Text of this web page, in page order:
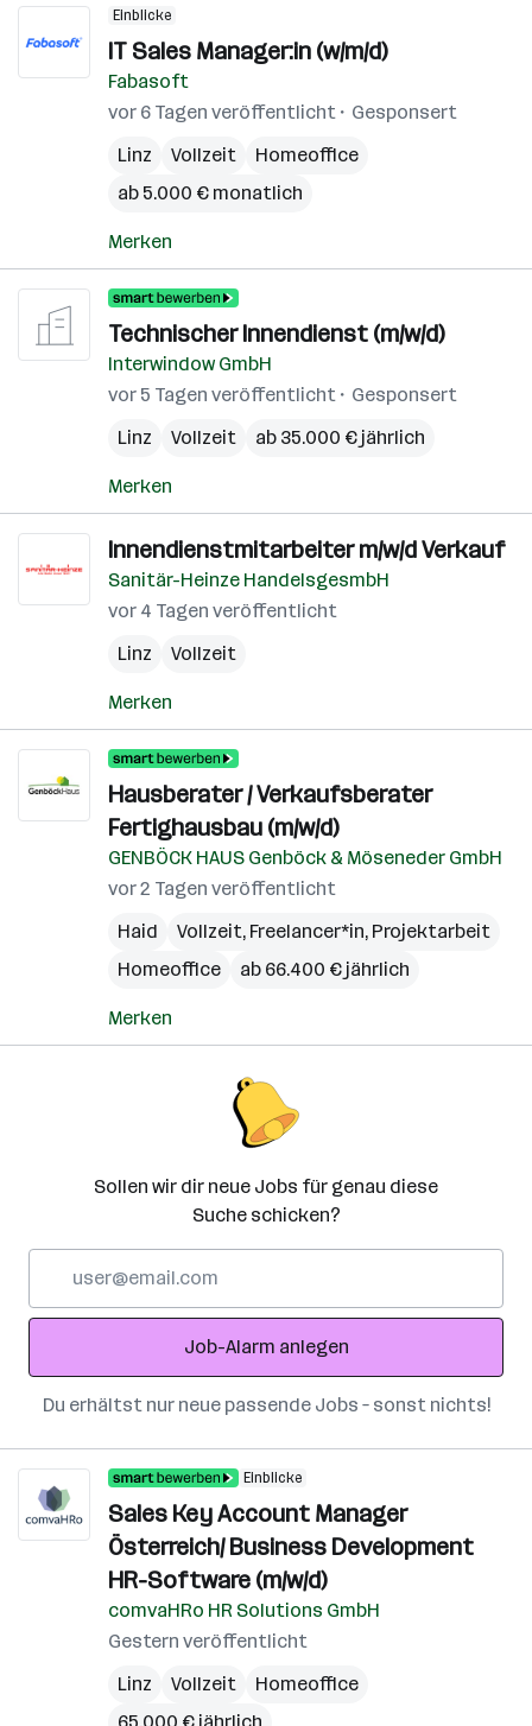
Einblicke
IT Sales Manager:in (w/m/d)
Fabasoft
vor 6 Tagen veröffentlicht
Gesponsert
Linz
Vollzeit
Homeoffice
ab 5.000 € monatlich
Merken
Technischer Innendienst (m/w/d)
Interwindow GmbH
vor 5 Tagen veröffentlicht
Gesponsert
Linz
Vollzeit ab 35.000 € jährlich
Merken
Innendienstmitarbeiter m/w/d Verkauf
Sanitär-Heinze HandelsgesmbH
vor 4 Tagen veröffentlicht
Linz
Vollzeit
Merken
Hausberater / Verkaufsberater
Fertighausbau (m/w/d)
GENBÖCK HAUS Genböck & Möseneder GmbH
vor 2 Tagen veröffentlicht
Haid
Vollzeit, Freelancer*in, Projektarbeit
Homeoffice
ab 66.400 € jährlich
Merken
Sollen wir dir neue Jobs für genau diese
Suche schicken?
Adresse
Job-Alarm anlegen
Du erhältst nur neue passende Jobs – sonst nichts!
Einblicke
Sales Key Account Manager
Österreich/ Business Development
HR-Software (m/w/d)
comvaHRo HR Solutions GmbH
Gestern veröffentlicht
Linz
Vollzeit
Homeoffice